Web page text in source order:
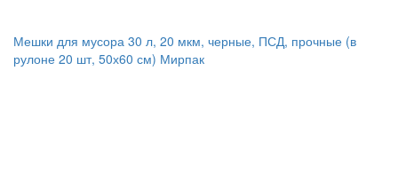
Мешки для мусора 30 л, 20 мкм, черные, ПСД, прочные (в
рулоне 20 шт, 50х60 см) Мирпак